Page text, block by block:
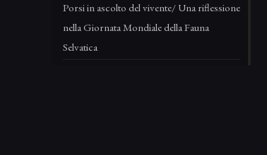
Porsi in ascolto del vivente/ Una riflessione
nella Giornata Mondiale della Fauna
Selvatica